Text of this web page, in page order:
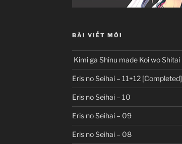
BÀI VIẾT MỚI
Kimi ga Shinu made Koi wo Shitai
Eris no Seihai – 11+12 [Completed]
Eris no Seihai – 10
Eris no Seihai – 09
Eris no Seihai – 08